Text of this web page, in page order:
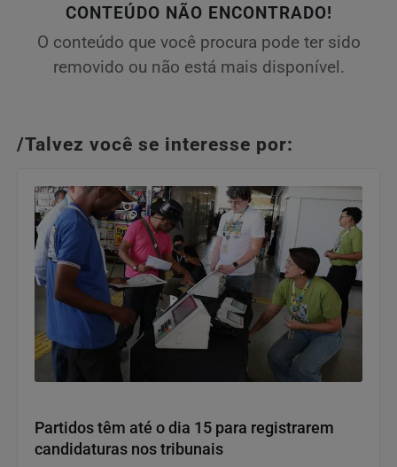
CONTEÚDO NÃO ENCONTRADO!
O conteúdo que você procura pode ter sido
removido ou não está mais disponível.
/Talvez você se interesse por:
Partidos têm até o dia 15 para registrarem
candidaturas nos tribunais